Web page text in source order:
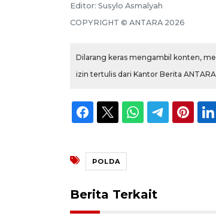
Editor: Susylo Asmalyah
COPYRIGHT © ANTARA 2026
Dilarang keras mengambil konten,
izin tertulis dari Kantor Berita
POLDA
Berita Terkait